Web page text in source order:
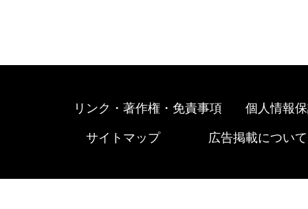
リンク・著作権・免責事項 個人情報
サイトマップ 広告掲載について